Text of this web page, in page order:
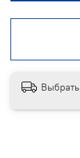
Выбрать